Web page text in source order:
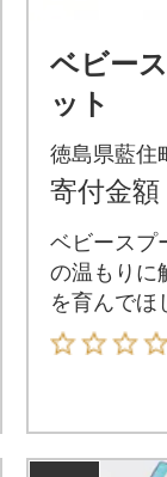
ベビー
ット
徳島県藍住
寄付金額
ベビースプ
の温もりに
を育んでほ